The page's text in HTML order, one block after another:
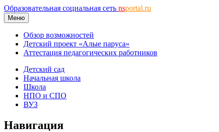
Образовательная социальная сеть nsportal.ru
Меню
Обзор возможностей
Детский проект «Алые паруса»
Аттестация педагогических работников
Детский сад
Начальная школа
Школа
НПО и СПО
ВУЗ
Навигация